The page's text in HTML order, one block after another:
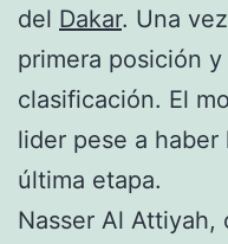
del Dakar. Una
primera posición
clasificación. El
lider pese a
última etapa.
Nasser Al Attiyah,